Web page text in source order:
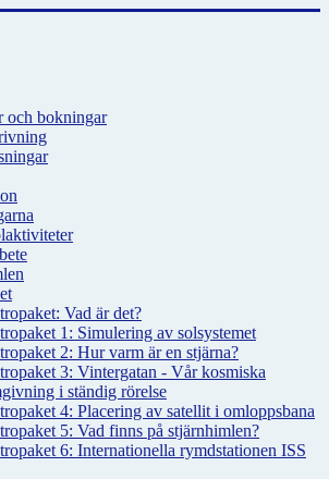
och bokningar
Vad är det?
1: Simulering av solsystemet
2: Hur varm är en stjärna?
3: Vintergatan - Vår kosmiska
i ständig rörelse
4: Placering av satellit i omloppsbana
5: Vad finns på stjärnhimlen?
6: Internationella rymdstationen ISS